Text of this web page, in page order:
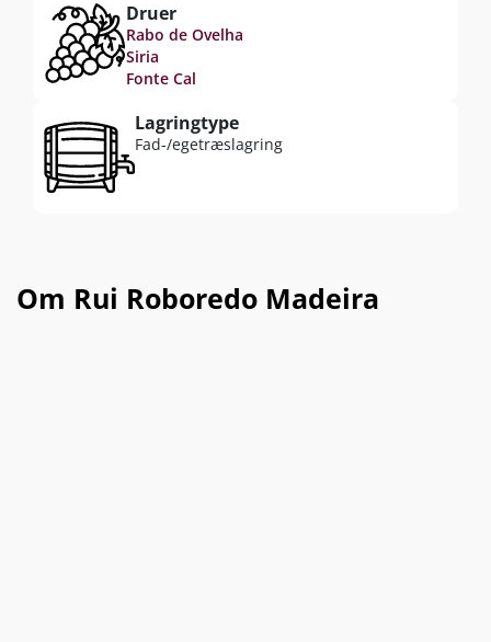
Druer
Rabo de Ovelha
Siria
Fonte Cal
Lagringtype
Fad-/egetræslagring
Om Rui Roboredo Madeira